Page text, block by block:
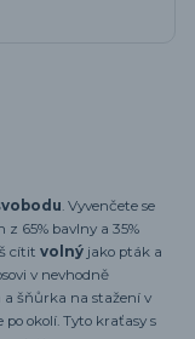
. Vyvenčete se
65% bavlny a 35%
cítit volný jako pták a
v nevhodně
a šňůrka na stažení v
po okolí. Tyto kraťasy s